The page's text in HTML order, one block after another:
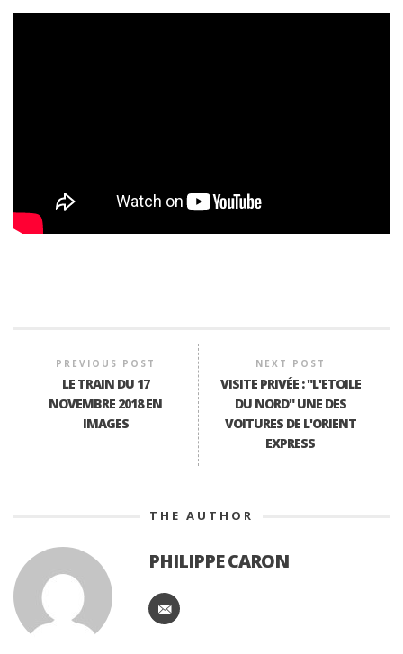
PREVIOUS POST
LE TRAIN DU 17
NOVEMBRE 2018 EN
IMAGES
NEXT POST
VISITE PRIVÉE : "L'ETOILE
DU NORD" UNE DES
VOITURES DE L'ORIENT
EXPRESS
THE AUTHOR
PHILIPPE CARON